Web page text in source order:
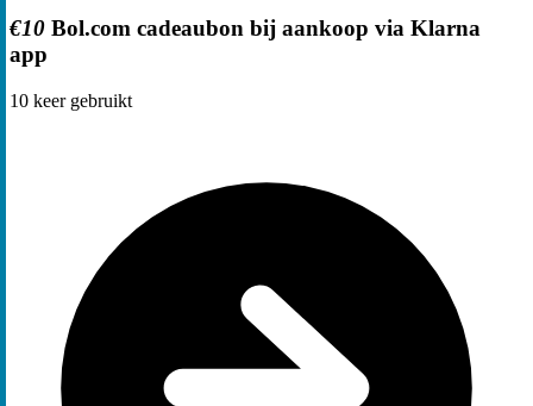
€10 Bol.com cadeaubon bij aankoop via Klarna
app
10 keer gebruikt